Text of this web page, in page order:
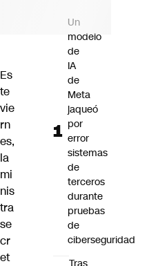
Es
te
vie
rn
es,
la
mi
nis
tra
se
cr
et
Un
modelo
de
IA
de
Meta
jaqueó
por
error
sistemas
de
terceros
durante
pruebas
de
ciberseguridad
Tras